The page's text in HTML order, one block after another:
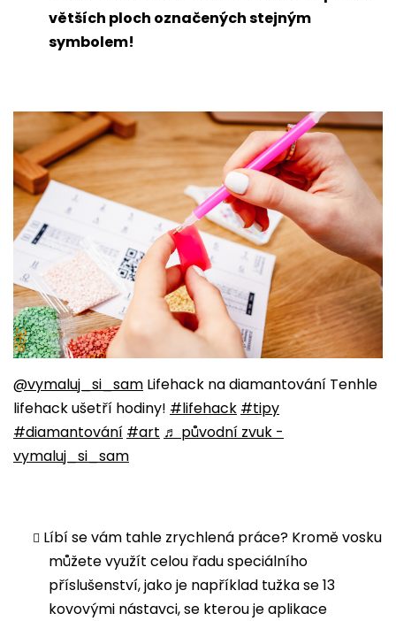
větších ploch označených stejným
symbolem!
@vymaluj_si_sam Lifehack na diamantování Tenhle
lifehack ušetří hodiny! #lifehack #tipy
#diamantování #art ♬ původní zvuk -
vymaluj_si_sam
Líbí se vám tahle zrychlená práce? Kromě vosku
můžete využít celou řadu speciálního
příslušenství, jako je například tužka se 13
kovovými nástavci, se kterou je aplikace